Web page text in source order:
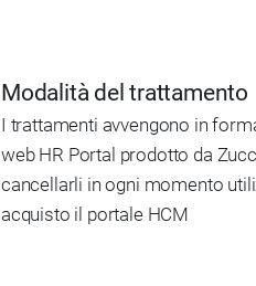
Modalità del trattamento
I trattamenti avvengono in
web HR Portal prodotto da
cancellarli in ogni momento
acquisto il portale HCM